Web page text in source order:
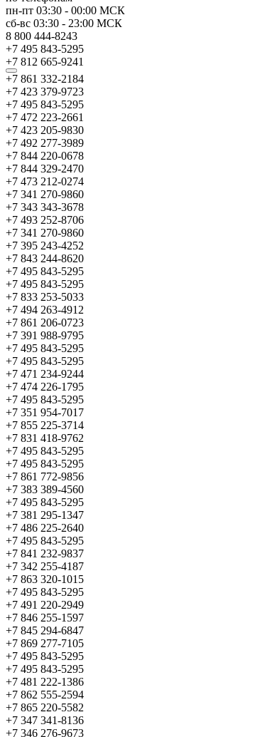
пн-пт 03:30 - 00:00 МСК
сб-вс 03:30 - 23:00 МСК
8 800 444-8243
+7 495 843-5295
+7 812 665-9241
+7 861 332-2184
+7 423 379-9723
+7 495 843-5295
+7 472 223-2661
+7 423 205-9830
+7 492 277-3989
+7 844 220-0678
+7 844 329-2470
+7 473 212-0274
+7 341 270-9860
+7 343 343-3678
+7 493 252-8706
+7 341 270-9860
+7 395 243-4252
+7 843 244-8620
+7 495 843-5295
+7 495 843-5295
+7 833 253-5033
+7 494 263-4912
+7 861 206-0723
+7 391 988-9795
+7 495 843-5295
+7 495 843-5295
+7 471 234-9244
+7 474 226-1795
+7 495 843-5295
+7 351 954-7017
+7 855 225-3714
+7 831 418-9762
+7 495 843-5295
+7 495 843-5295
+7 861 772-9856
+7 383 389-4560
+7 495 843-5295
+7 381 295-1347
+7 486 225-2640
+7 495 843-5295
+7 841 232-9837
+7 342 255-4187
+7 863 320-1015
+7 495 843-5295
+7 491 220-2949
+7 846 255-1597
+7 845 294-6847
+7 869 277-7105
+7 495 843-5295
+7 495 843-5295
+7 481 222-1386
+7 862 555-2594
+7 865 220-5582
+7 347 341-8136
+7 346 276-9673